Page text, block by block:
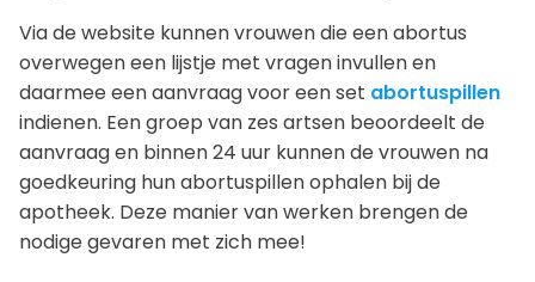
Via de website kunnen vrouwen die een abortus
overwegen een lijstje met vragen invullen en
daarmee een aanvraag voor een set abortuspillen
indienen. Een groep van zes artsen beoordeelt de
aanvraag en binnen 24 uur kunnen de vrouwen na
goedkeuring hun abortuspillen ophalen bij de
apotheek. Deze manier van werken brengen de
nodige gevaren met zich mee!